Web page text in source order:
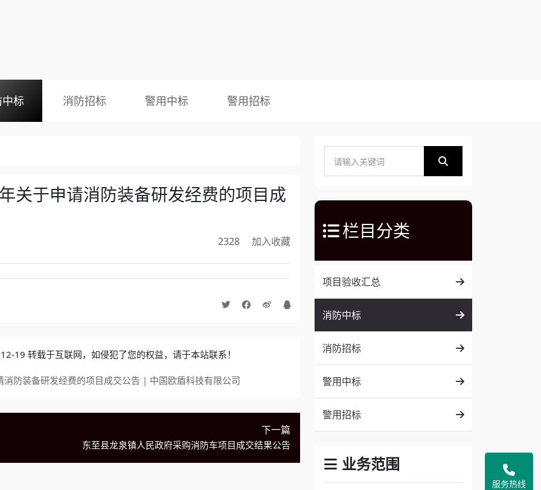
标 消防招标 警用中标 警用招标
关于申请消防装备研发经费的项目成
2328 加入收藏
19 转载于互联网，如侵犯了您的权益，请于本站联系！
防装备研发经费的项目成交公告 | 中国欧盾科技有限公司
下一篇
东至县龙泉镇人民政府采购消防车项目成交结果公告
栏目分类
项目验收汇总
消防中标
消防招标
警用中标
警用招标
业务范围
服务热线